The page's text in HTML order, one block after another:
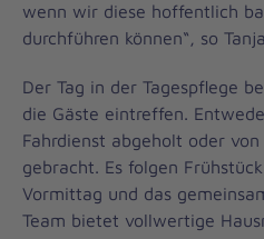
wenn wir diese hoffentlich
durchführen können“, so
Der Tag in der Tagespflege
die Gäste eintreffen.
Fahrdienst abgeholt oder
gebracht. Es folgen
Vormittag und das
Team bietet vollwertige